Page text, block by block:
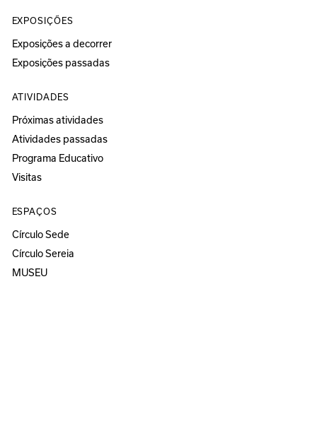
EXPOSIÇÕES
Exposições a decorrer
Exposições passadas
ATIVIDADES
Próximas atividades
Atividades passadas
Programa Educativo
Visitas
ESPAÇOS
Círculo Sede
Círculo Sereia
MUSEU